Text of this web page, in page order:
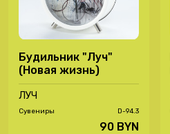
Будильник "Луч"
(Новая жизнь)
ЛУЧ
Сувениры D-94.3
90 BYN